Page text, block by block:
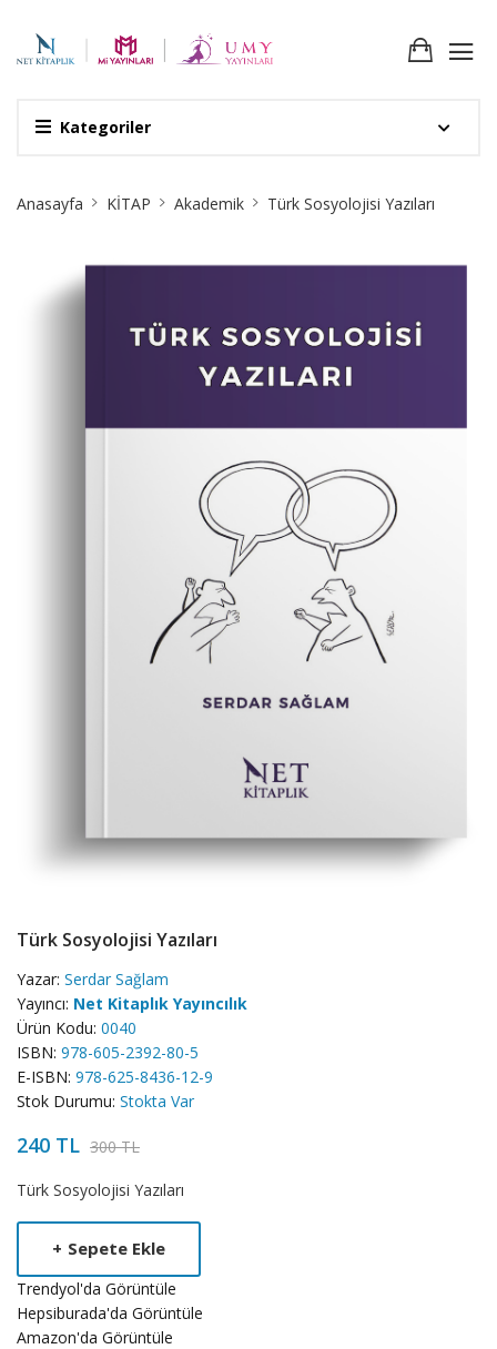
Kategoriler
Breadcrumb
Anasayfa KİTAP Akademik Türk Sosyolojisi Yazıları
Türk Sosyolojisi Yazıları
Yazar: Serdar Sağlam
Yayıncı: Net Kitaplık Yayıncılık
Ürün Kodu: 0040
ISBN: 978-605-2392-80-5
E-ISBN: 978-625-8436-12-9
Stok Durumu: Stokta Var
240 TL 300 TL
Product
Summery
Türk Sosyolojisi Yazıları
+ Sepete Ekle
Trendyol'da Görüntüle
Hepsiburada'da Görüntüle
Amazon'da Görüntüle